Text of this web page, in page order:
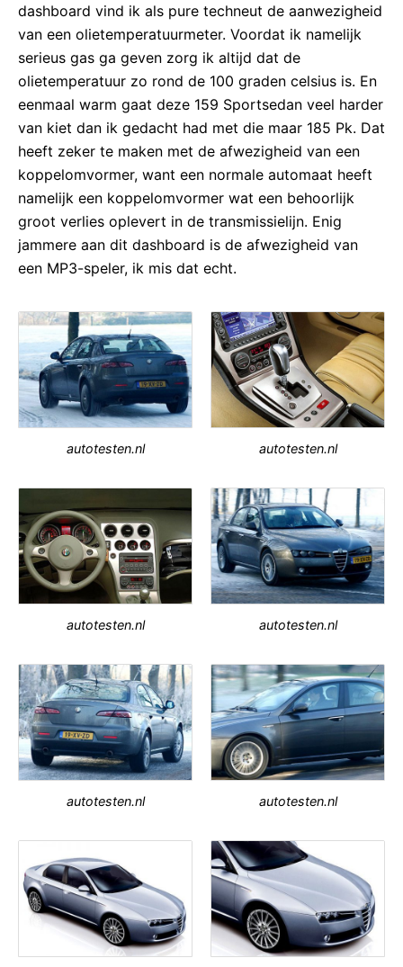
dashboard vind ik als pure techneut de aanwezigheid
van een olietemperatuurmeter. Voordat ik namelijk
serieus gas ga geven zorg ik altijd dat de
olietemperatuur zo rond de 100 graden celsius is. En
eenmaal warm gaat deze 159 Sportsedan veel harder
van kiet dan ik gedacht had met die maar 185 Pk. Dat
heeft zeker te maken met de afwezigheid van een
koppelomvormer, want een normale automaat heeft
namelijk een koppelomvormer wat een behoorlijk
groot verlies oplevert in de transmissielijn. Enig
jammere aan dit dashboard is de afwezigheid van
een MP3-speler, ik mis dat echt.
autotesten.nl autotesten.nl
autotesten.nl autotesten.nl
autotesten.nl autotesten.nl